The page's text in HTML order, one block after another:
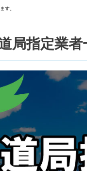
す。
局指定業者